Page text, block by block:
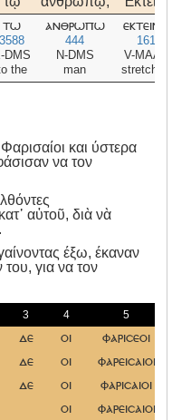
τω
3588
DMS
the
ανθρωπω
444
N-DMS
man
1614
V-
stretch
και ύστερα
να τον
αὐτοῦ, διὰ νὰ
έξω, έκαναν
του, για να τον
3 4 5
δε οι φαρισεοι
δε οι φαρεισαιοι
δε οι φαρισαιοι
οι φαρεισαιοι